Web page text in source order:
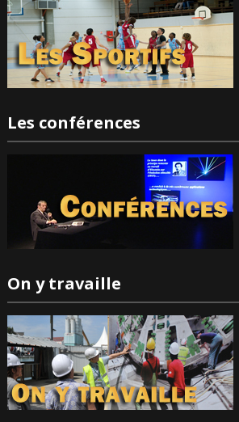
Les conférences
On y travaille